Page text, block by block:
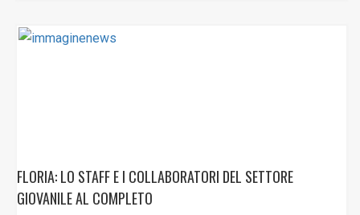
FLORIA: LO STAFF E I COLLABORATORI DEL SETTORE
GIOVANILE AL COMPLETO